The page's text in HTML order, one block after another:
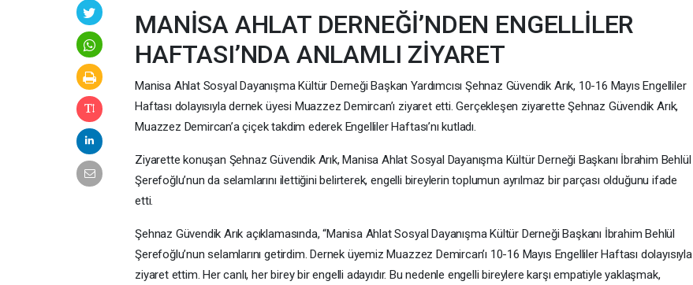
MANİSA AHLAT DERNEĞİ’NDEN ENGELLİLER
HAFTASI’NDA ANLAMLI ZİYARET
Manisa Ahlat Sosyal Dayanışma Kültür Derneği Başkan Yardımcısı Şehnaz Güvendik Arık, 10-16 Mayıs Engelliler
Haftası dolayısıyla dernek üyesi Muazzez Demircan’ı ziyaret etti. Gerçekleşen ziyarette Şehnaz Güvendik Arık,
Muazzez Demircan’a çiçek takdim ederek Engelliler Haftası’nı kutladı.
Ziyarette konuşan Şehnaz Güvendik Arık, Manisa Ahlat Sosyal Dayanışma Kültür Derneği Başkanı İbrahim Behlül
Şerefoğlu’nun da selamlarını ilettiğini belirterek, engelli bireylerin toplumun ayrılmaz bir parçası olduğunu ifade
etti.
Şehnaz Güvendik Arık açıklamasında, “Manisa Ahlat Sosyal Dayanışma Kültür Derneği Başkanı İbrahim Behlül
Şerefoğlu’nun selamlarını getirdim. Dernek üyemiz Muazzez Demircan’ı 10-16 Mayıs Engelliler Haftası dolayısıyla
ziyaret ettim. Her canlı, her birey bir engelli adayıdır. Bu nedenle engelli bireylere karşı empatiyle yaklaşmak,